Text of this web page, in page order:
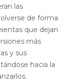
las
de forma
que dejan
más
y sus
hacia la